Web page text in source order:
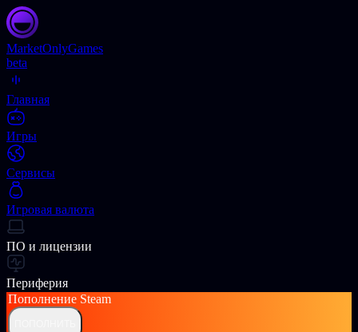
MarketOnlyGames
beta
Главная
Игры
Сервисы
Игровая валюта
ПО и лицензии
Периферия
Пополнение Steam